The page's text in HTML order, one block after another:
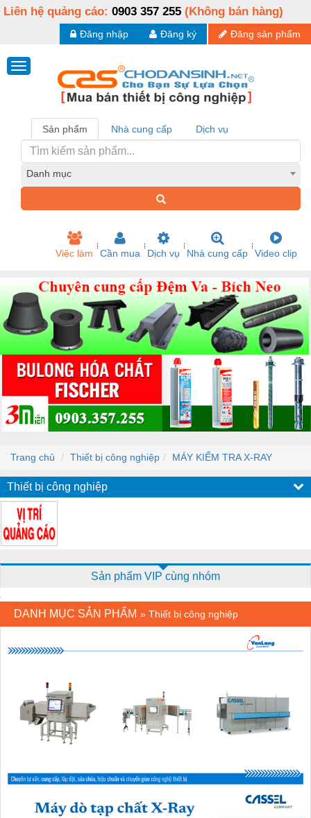
Liên hệ quảng cáo: 0903 357 255 (Không bán hàng)
Đăng sản phẩm
Đăng ký
Đăng nhập
Sản phẩm Nhà cung cấp Dịch vụ
Danh mục
Việc làm Cần mua Dịch vụ Nhà cung cấp Video clip
Trang chủ Thiết bị công nghiệp MÁY KIỂM TRA X-RAY
Thiết bị công nghiệp
Sản phẩm VIP cùng nhóm
DANH MỤC SẢN PHẨM » Thiết bị công nghiệp